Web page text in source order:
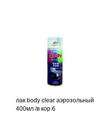
лак body clear аэрозольный
400мл /в кор.6